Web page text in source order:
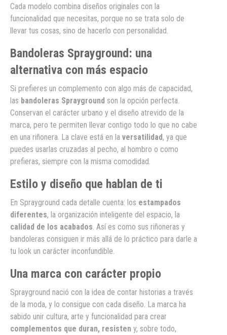
Cada modelo combina diseños originales con la
funcionalidad que necesitas, porque no se trata solo de
llevar tus cosas, sino de hacerlo con personalidad.
Bandoleras Sprayground: una
alternativa con más espacio
Si prefieres un complemento con algo más de capacidad,
las bandoleras Sprayground son la opción perfecta.
Conservan el carácter urbano y el diseño atrevido de la
marca, pero te permiten llevar contigo todo lo que no cabe
en una riñonera. La clave está en la versatilidad, ya que
puedes usarlas cruzadas al pecho, al hombro o como
prefieras, siempre con la misma comodidad.
Estilo y diseño que hablan de ti
En Sprayground cada detalle cuenta: los estampados
diferentes, la organización inteligente del espacio, la
calidad de los acabados. Así es como sus riñoneras y
bandoleras consiguen ir más allá de lo práctico para darle a
tu look un carácter inconfundible.
Una marca con carácter propio
Sprayground nació con la idea de contar historias a través
de la moda, y lo consigue con cada diseño. La marca ha
sabido unir cultura, arte y funcionalidad para crear
complementos que duran, resisten y, sobre todo,